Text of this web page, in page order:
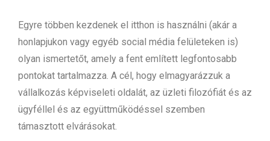
Egyre többen kezdenek el itthon is használni (akár a
honlapjukon vagy egyéb social média felületeken is)
olyan ismertetőt, amely a fent említett legfontosabb
pontokat tartalmazza. A cél, hogy elmagyarázzuk a
vállalkozás képviseleti oldalát, az üzleti filozófiát és az
ügyféllel és az együttműködéssel szemben
támasztott elvárásokat.